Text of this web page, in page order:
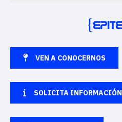
VEN A CONOCERNOS
SOLICITA INFORMACIÓN